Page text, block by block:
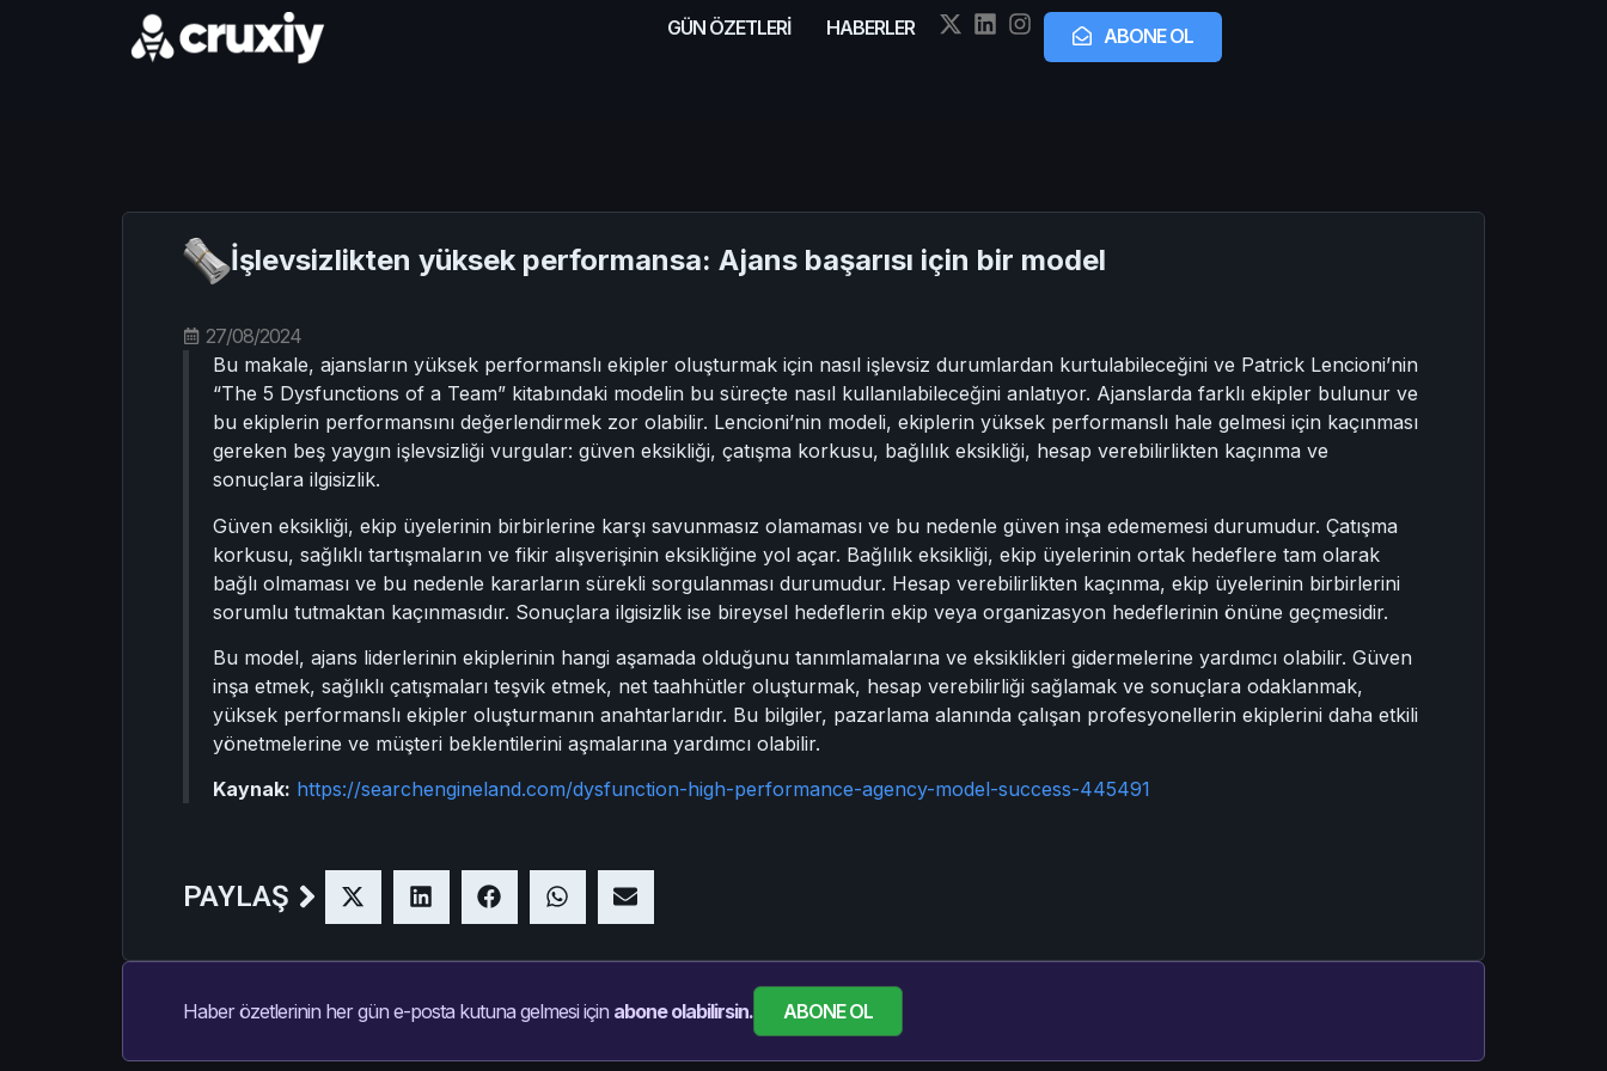
GÜN ÖZETLERİ HABERLER ABONE OL
İşlevsizlikten yüksek performansa: Ajans başarısı için bir model
27/08/2024
Bu makale, ajansların yüksek performanslı ekipler oluşturmak için nasıl işlevsiz durumlardan kurtulabileceğini ve Patrick Lencioni’nin
“The 5 Dysfunctions of a Team” kitabındaki modelin bu süreçte nasıl kullanılabileceğini anlatıyor. Ajanslarda farklı ekipler bulunur ve
bu ekiplerin performansını değerlendirmek zor olabilir. Lencioni’nin modeli, ekiplerin yüksek performanslı hale gelmesi için kaçınması
gereken beş yaygın işlevsizliği vurgular: güven eksikliği, çatışma korkusu, bağlılık eksikliği, hesap verebilirlikten kaçınma ve
sonuçlara ilgisizlik.
Güven eksikliği, ekip üyelerinin birbirlerine karşı savunmasız olamaması ve bu nedenle güven inşa edememesi durumudur. Çatışma
korkusu, sağlıklı tartışmaların ve fikir alışverişinin eksikliğine yol açar. Bağlılık eksikliği, ekip üyelerinin ortak hedeflere tam olarak
bağlı olmaması ve bu nedenle kararların sürekli sorgulanması durumudur. Hesap verebilirlikten kaçınma, ekip üyelerinin birbirlerini
sorumlu tutmaktan kaçınmasıdır. Sonuçlara ilgisizlik ise bireysel hedeflerin ekip veya organizasyon hedeflerinin önüne geçmesidir.
Bu model, ajans liderlerinin ekiplerinin hangi aşamada olduğunu tanımlamalarına ve eksiklikleri gidermelerine yardımcı olabilir. Güven
inşa etmek, sağlıklı çatışmaları teşvik etmek, net taahhütler oluşturmak, hesap verebilirliği sağlamak ve sonuçlara odaklanmak,
yüksek performanslı ekipler oluşturmanın anahtarlarıdır. Bu bilgiler, pazarlama alanında çalışan profesyonellerin ekiplerini daha etkili
yönetmelerine ve müşteri beklentilerini aşmalarına yardımcı olabilir.
Kaynak: https://searchengineland.com/dysfunction-high-performance-agency-model-success-445491
PAYLAŞ
Haber özetlerinin her gün e-posta kutuna gelmesi için abone olabilirsin. ABONE OL